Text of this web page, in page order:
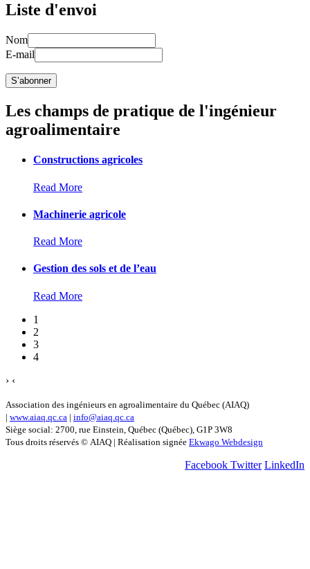
Liste d'envoi
Nom
E-mail
Les champs de pratique de l'ingénieur
agroalimentaire
Constructions agricoles
Read More
Machinerie agricole
Read More
Gestion des sols et de l’eau
Read More
1
2
3
4
› ‹
Association des ingénieurs en agroalimentaire du Québec (AIAQ)
| www.aiaq.qc.ca | info@aiaq.qc.ca
Siège social: 2700, rue Einstein, Québec (Québec), G1P 3W8
Tous droits réservés © AIAQ | Réalisation signée Ekwago Webdesign
Facebook Twitter LinkedIn